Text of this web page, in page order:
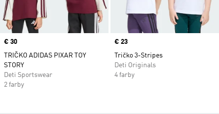
Price
€ 30
TRIČKO ADIDAS PIXAR TOY
STORY
Deti Sportswear
2 farby
Price
€ 23
Tričko 3-Stripes
Deti Originals
4 farby